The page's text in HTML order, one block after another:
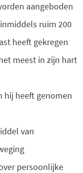
aangeboden
ruim 200
heeft gekregen
meest in zijn hart
hij heeft genomen
van
persoonlijke